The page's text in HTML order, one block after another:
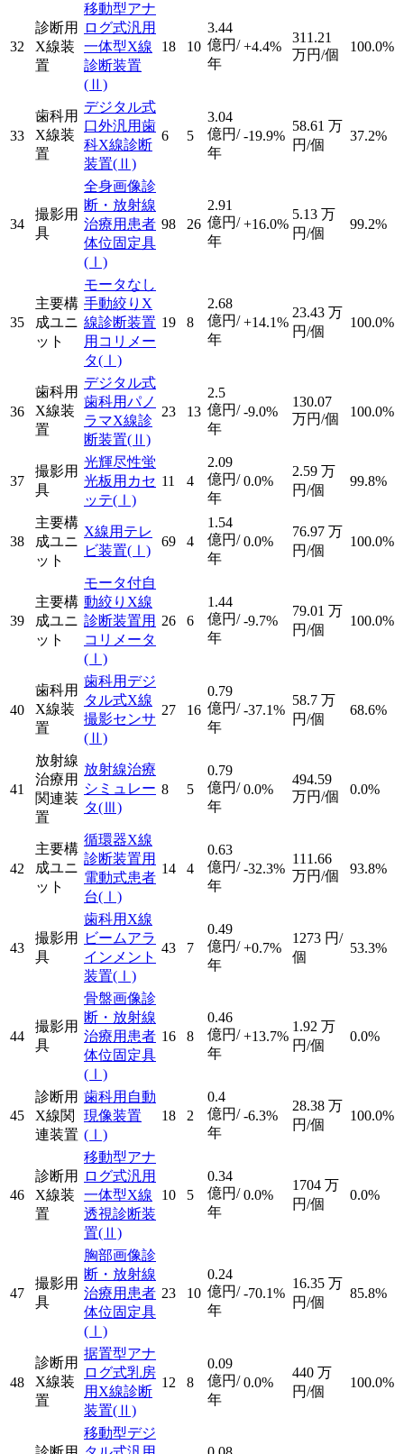
32
診断用
X線装
置
移動型アナ
ログ式汎用
一体型X線
診断装置
(Ⅱ)
18 10
3.44
億円/
年
+4.4%
311.21
万円/個
100.0%
33
歯科用
X線装
置
デジタル式
口外汎用歯
科X線診断
装置(Ⅱ)
6 5
3.04
億円/
年
-19.9%
58.61 万
円/個
37.2%
34
撮影用
具
全身画像診
断・放射線
治療用患者
体位固定具
(Ⅰ)
98 26
2.91
億円/
年
+16.0%
5.13 万
円/個
99.2%
35
主要構
成ユニ
ット
モータなし
手動絞りX
線診断装置
用コリメー
タ(Ⅰ)
19 8
2.68
億円/
年
+14.1%
23.43 万
円/個
100.0%
36
歯科用
X線装
置
デジタル式
歯科用パノ
ラマX線診
断装置(Ⅱ)
23 13
2.5
億円/
年
-9.0%
130.07
万円/個
100.0%
37
撮影用
具
光輝尽性蛍
光板用カセ
ッテ(Ⅰ)
11 4
2.09
億円/
年
0.0%
2.59 万
円/個
99.8%
38
主要構
成ユニ
ット
X線用テレ
ビ装置(Ⅰ)
69 4
1.54
億円/
年
0.0%
76.97 万
円/個
100.0%
39
主要構
成ユニ
ット
モータ付自
動絞りX線
診断装置用
コリメータ
(Ⅰ)
26 6
1.44
億円/
年
-9.7%
79.01 万
円/個
100.0%
40
歯科用
X線装
置
歯科用デジ
タル式X線
撮影センサ
(Ⅱ)
27 16
0.79
億円/
年
-37.1%
58.7 万
円/個
68.6%
41
放射線
治療用
関連装
置
放射線治療
シミュレー
タ(Ⅲ)
8 5
0.79
億円/
年
0.0%
494.59
万円/個
0.0%
42
主要構
成ユニ
ット
循環器X線
診断装置用
電動式患者
台(Ⅰ)
14 4
0.63
億円/
年
-32.3%
111.66
万円/個
93.8%
43
撮影用
具
歯科用X線
ビームアラ
インメント
装置(Ⅰ)
43 7
0.49
億円/
年
+0.7%
1273 円/
個
53.3%
44
撮影用
具
骨盤画像診
断・放射線
治療用患者
体位固定具
(Ⅰ)
16 8
0.46
億円/
年
+13.7%
1.92 万
円/個
0.0%
45
診断用
X線関
連装置
歯科用自動
現像装置
(Ⅰ)
18 2
0.4
億円/
年
-6.3%
28.38 万
円/個
100.0%
46
診断用
X線装
置
移動型アナ
ログ式汎用
一体型X線
透視診断装
置(Ⅱ)
10 5
0.34
億円/
年
0.0%
1704 万
円/個
0.0%
47
撮影用
具
胸部画像診
断・放射線
治療用患者
体位固定具
(Ⅰ)
23 10
0.24
億円/
年
-70.1%
16.35 万
円/個
85.8%
48
診断用
X線装
置
据置型アナ
ログ式乳房
用X線診断
装置(Ⅱ)
12 8
0.09
億円/
年
0.0%
440 万
円/個
100.0%
移動型デジ